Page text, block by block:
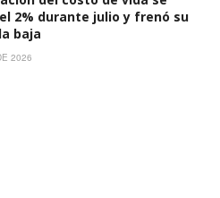
2% durante julio y frenó su
baja
2026